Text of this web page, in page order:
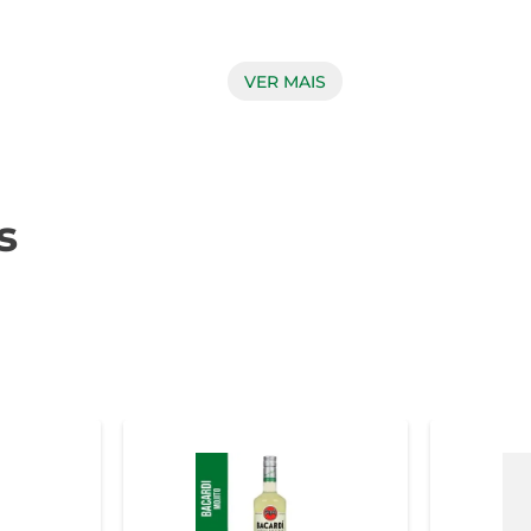
ocasiões. Seja em um happy hour com amigos, em uma
de momentos especiais e uma experiência de
VER MAIS